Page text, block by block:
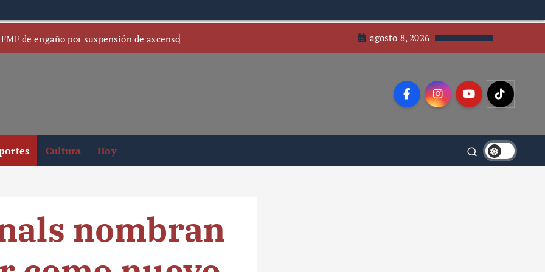
de engaño por suspensión de ascenso agosto 8, 2026
Cultura Hoy
nombran